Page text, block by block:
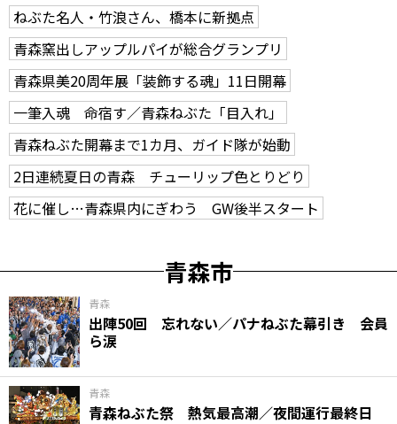
ねぶた名人・竹浪さん、橋本に新拠点
青森窯出しアップルパイが総合グランプリ
青森県美20周年展「装飾する魂」11日開幕
一筆入魂 命宿す／青森ねぶた「目入れ」
青森ねぶた開幕まで1カ月、ガイド隊が始動
2日連続夏日の青森 チューリップ色とりどり
花に催し…青森県内にぎわう GW後半スタート
青森市
青森
出陣50回 忘れない／パナねぶた幕引き 会員
ら涙
青森
青森ねぶた祭 熱気最高潮／夜間運行最終日